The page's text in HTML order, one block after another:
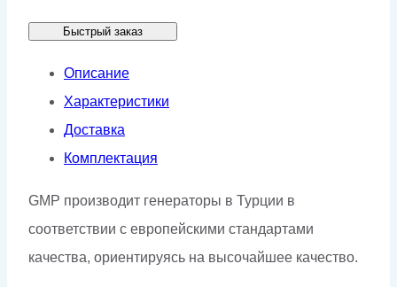
110WA
кожухе
Быстрый заказ
Описание
Характеристики
Доставка
Комплектация
GMP производит генераторы в Турции в
соответствии с европейскими стандартами
качества, ориентируясь на высочайшее качество.